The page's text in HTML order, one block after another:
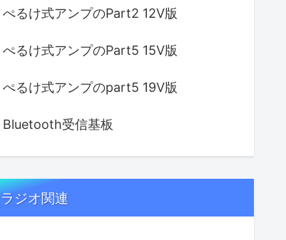
ぺるけ式アンプのPart2 12V版
ぺるけ式アンプのPart5 15V版
ぺるけ式アンプのpart5 19V版
Bluetooth受信基板
ラジオ関連